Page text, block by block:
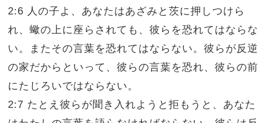
2:6 人の子よ、あなたはあざみと茨に押しつけら
れ、蠍の上に座らされても、彼らを恐れてはならな
い。またその言葉を恐れてはならない。彼らが反逆
の家だからといって、彼らの言葉を恐れ、彼らの前
にたじろいではならない。
2:7 たとえ彼らが聞き入れようと拒もうと、あなた